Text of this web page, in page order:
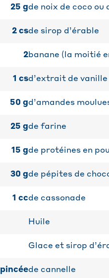
25 gde noix de coco ou
2 csde sirop d’érable
2banane (la moitié
1 csd’extrait de vanille
50 gd’amandes
25 gde farine
15 gde protéines en
30 gde pépites de
1 ccde cassonade
Huile
Glace et sirop
pincéede cannelle